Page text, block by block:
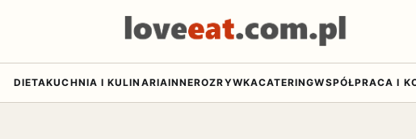
DIETAKUCHNIA I KULINARIAINNEROZRYWKACATERINGWSPÓŁPRACA I